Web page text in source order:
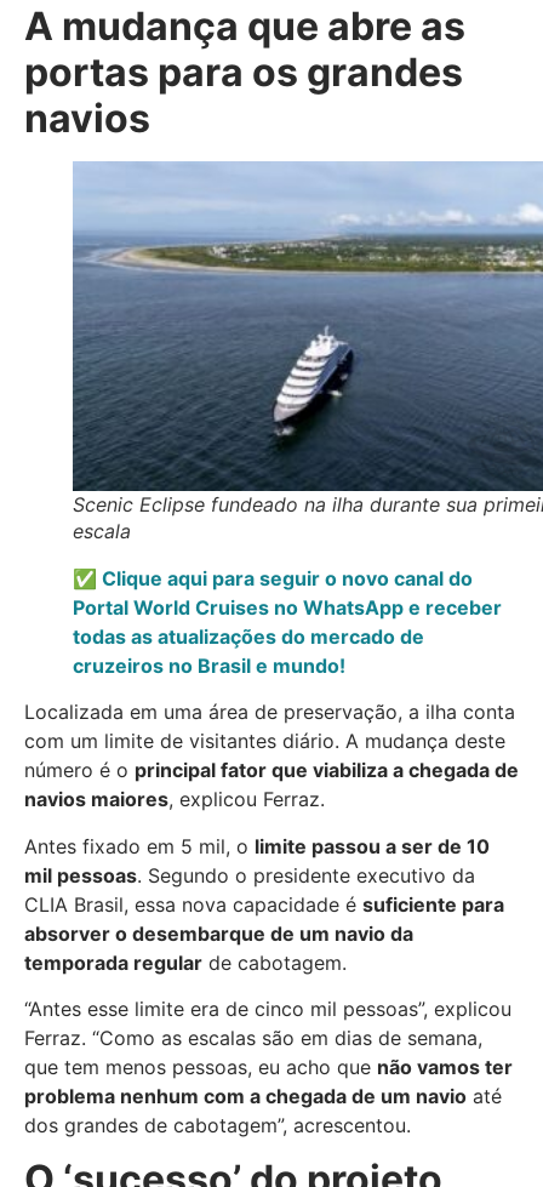
A mudança que abre as
portas para os grandes
navios
Scenic Eclipse fundeado na ilha durante sua
escala
✅ Clique aqui para seguir o novo canal do
Portal World Cruises no WhatsApp e receber
todas as atualizações do mercado de
cruzeiros no Brasil e mundo!
Localizada em uma área de preservação, a ilha conta
com um limite de visitantes diário. A mudança deste
número é o principal fator que viabiliza a chegada de
navios maiores, explicou Ferraz.
Antes fixado em 5 mil, o limite passou a ser de 10
mil pessoas. Segundo o presidente executivo da
CLIA Brasil, essa nova capacidade é suficiente para
absorver o desembarque de um navio da
temporada regular de cabotagem.
“Antes esse limite era de cinco mil pessoas”, explicou
Ferraz. “Como as escalas são em dias de semana,
que tem menos pessoas, eu acho que não vamos ter
problema nenhum com a chegada de um navio até
dos grandes de cabotagem”, acrescentou.